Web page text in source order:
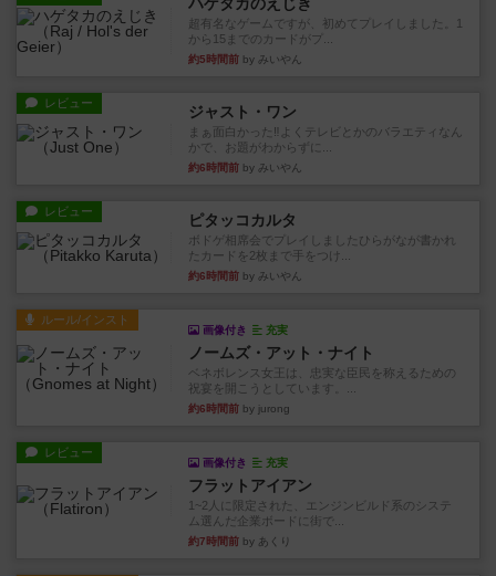
超有名なゲームですが、初めてプレイしました。1
から15までのカードがプ...
約5時間前 by みいやん
レビュー ジャスト・ワン
まぁ面白かった‼️よくテレビとかのバラエティなん
かで、お題がわからずに...
約6時間前 by みいやん
レビュー ピタッコカルタ
ボドゲ相席会でプレイしましたひらがなが書かれ
たカードを2枚まで手をつけ...
約6時間前 by みいやん
ルール/インスト
画像付き 充実
ノームズ・アット・ナイト
ベネボレンス女王は、忠実な臣民を称えるための
祝宴を開こうとしています。...
約6時間前 by jurong
レビュー
画像付き 充実
フラットアイアン
1~2人に限定された、エンジンビルド系のシステ
ム選んだ企業ボードに街で...
約7時間前 by あくり